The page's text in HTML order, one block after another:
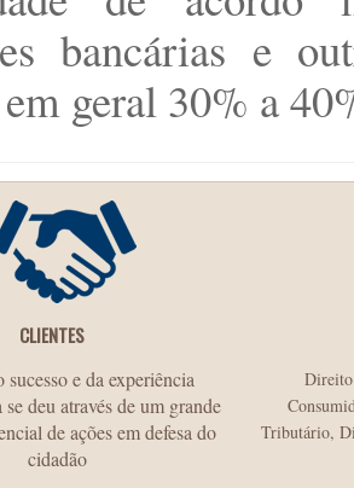
bancárias e
geral 30% a
CLIENTES
sucesso e da experiência
deu através de um grande
de ações em defesa do
cidadão
Tributário,